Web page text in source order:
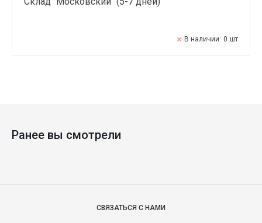
В наличии: 0 шт
Ранее вы смотрели
СВЯЗАТЬСЯ С НАМИ